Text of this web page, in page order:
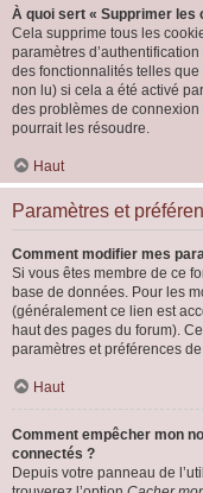
À quoi sert « Supprimer les
Cela supprime tous les
paramètres
des fonctionnalités telles
non lu) si cela a été activé
des problèmes de
pourrait les résoudre.
Haut
Paramètres et
Comment modifier mes
Si vous êtes membre de ce
base de données. Pour les
(généralement ce lien est
haut des pages du forum).
paramètres et préférences
Haut
Comment empêcher mon
connectés ?
Depuis votre panneau de